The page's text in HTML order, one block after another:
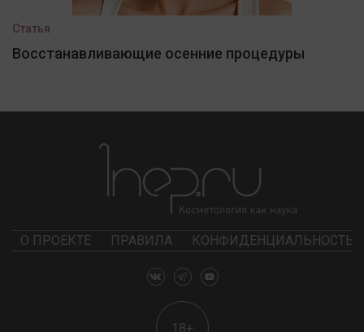
Статья
Восстанавливающие осенние процедуры
О ПРОЕКТЕ ПРАВИЛА КОНФИДЕНЦИАЛЬНОСТЬ
18+